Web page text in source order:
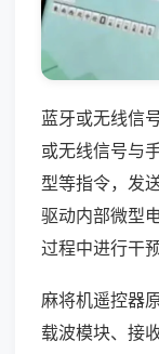
蓝牙或无线信
或无线信号与
型等指令，发
驱动内部微型
过程中进行干
麻将机遥控器
载波模块、接